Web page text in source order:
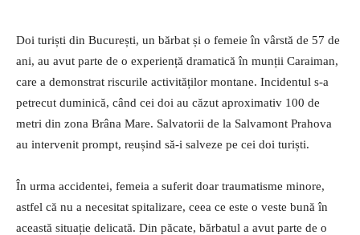
Doi turiști din București, un bărbat și o femeie în vârstă de 57 de
ani, au avut parte de o experiență dramatică în munții Caraiman,
care a demonstrat riscurile activităților montane. Incidentul s-a
petrecut duminică, când cei doi au căzut aproximativ 100 de
metri din zona Brâna Mare. Salvatorii de la Salvamont Prahova
au intervenit prompt, reușind să-i salveze pe cei doi turiști.
În urma accidentei, femeia a suferit doar traumatisme minore,
astfel că nu a necesitat spitalizare, ceea ce este o veste bună în
această situație delicată. Din păcate, bărbatul a avut parte de o